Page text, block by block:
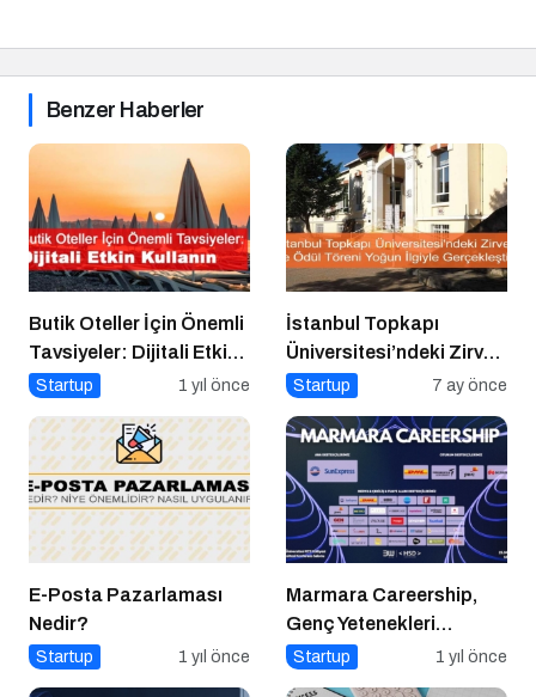
Benzer Haberler
Butik Oteller İçin Önemli
Tavsiyeler: Dijitali Etkin
Kullanın
Startup 1 yıl önce
İstanbul Topkapı
Üniversitesi’ndeki Zirve
ve Ödül Töreni Yoğun
Startup 7 ay önce
E-Posta Pazarlaması
Nedir?
Startup 1 yıl önce
Marmara Careership,
Genç Yetenekleri
Geleceğin İş Dünyasıyla
Startup 1 yıl önce